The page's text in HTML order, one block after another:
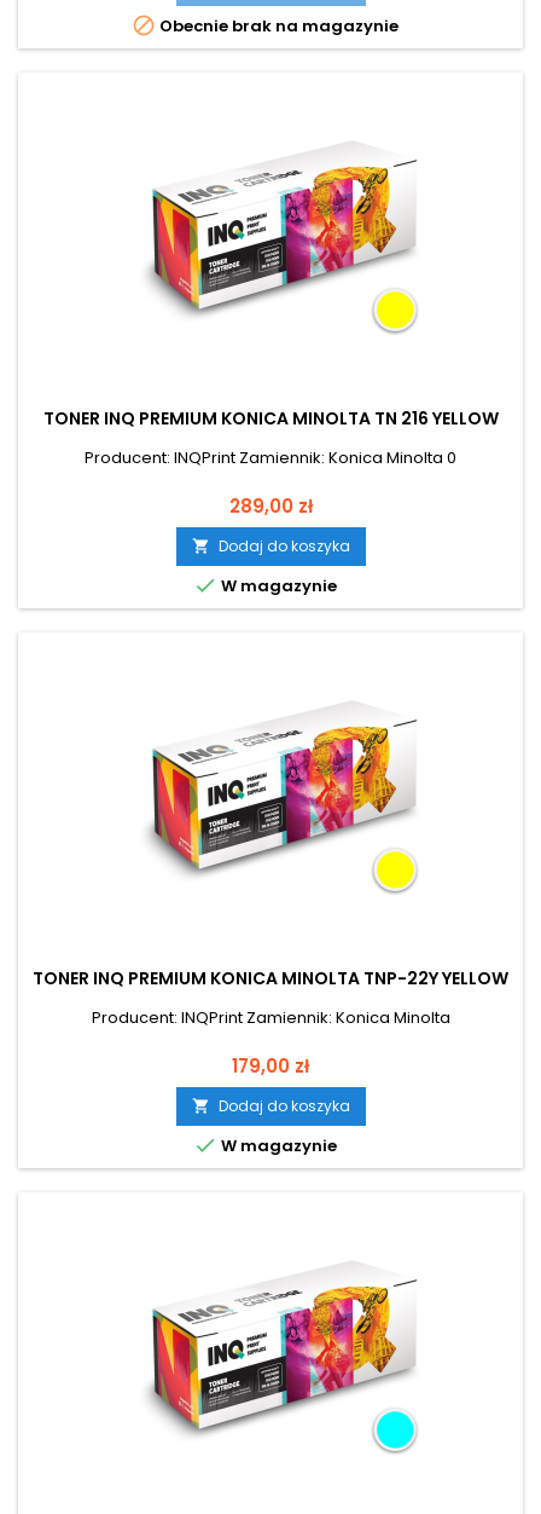
 Obecnie brak na magazynie
TONER INQ PREMIUM KONICA MINOLTA TN 216 YELLOW
Producent: INQPrint Zamiennik: Konica Minolta 0
Cena
289,00 zł
 Dodaj do koszyka
 W magazynie
TONER INQ PREMIUM KONICA MINOLTA TNP-22Y YELLOW
Producent: INQPrint Zamiennik: Konica Minolta
Cena
179,00 zł
 Dodaj do koszyka
 W magazynie